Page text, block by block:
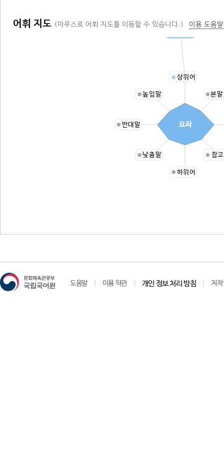
어휘 지도 (마우스로 어휘 지도를 이동할 수 있습니다.) 이용 도움
상위어
본
참
하위어
낮춤말
반대말
높임말
요좌
도움말 이용 약관 개인 정보 처리 방침 저